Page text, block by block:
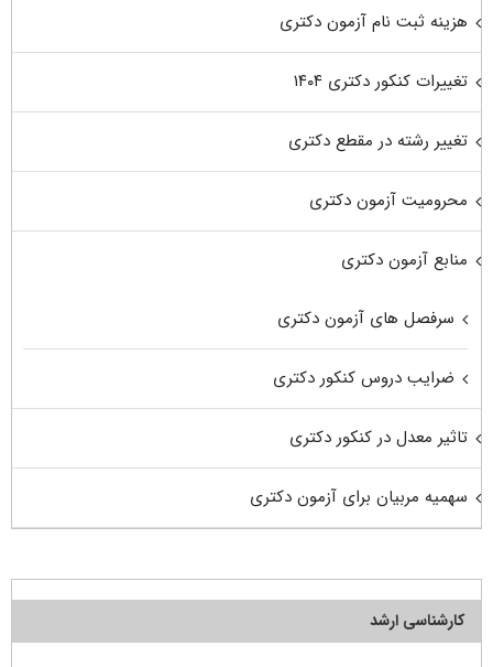
هزینه ثبت نام آزمون دکتری
تغییرات کنکور دکتری ۱۴۰۴
تغییر رشته در مقطع دکتری
محرومیت آزمون دکتری
منابع آزمون دکتری
سرفصل های آزمون دکتری
ضرایب دروس کنکور دکتری
تاثیر معدل در کنکور دکتری
سهمیه مربیان برای آزمون دکتری
کارشناسی ارشد